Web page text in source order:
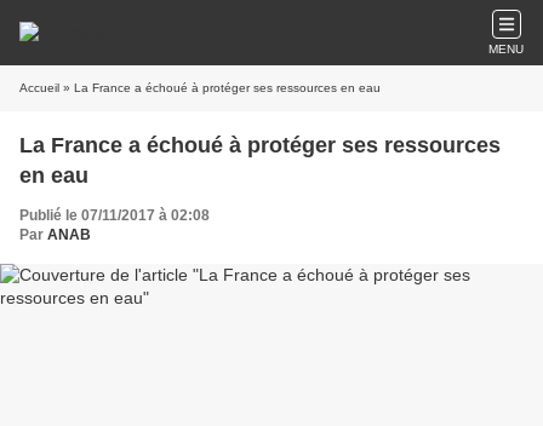
MENU
Accueil » La France a échoué à protéger ses ressources en eau
La France a échoué à protéger ses ressources
en eau
Publié le 07/11/2017 à 02:08
Par ANAB